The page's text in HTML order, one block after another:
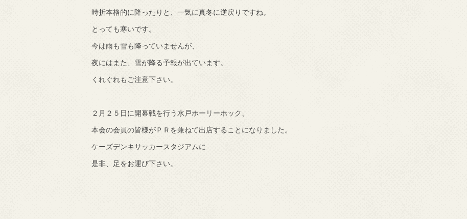
時折本格的に降ったりと、一気に真冬に逆戻りですね。
とっても寒いです。
今は雨も雪も降っていませんが、
夜にはまた、雪が降る予報が出ています。
くれぐれもご注意下さい。
２月２５日に開幕戦を行う水戸ホーリーホック、
本会の会員の皆様がＰＲを兼ねて出店することになりました。
ケーズデンキサッカースタジアムに
是非、足をお運び下さい。